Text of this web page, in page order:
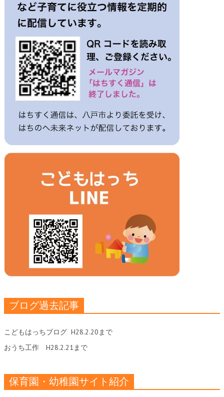
ブログ過去記事
こどもはっちブログ H28.2.20まで
おうち工作 H28.2.21まで
保育園・幼稚園サイト紹介